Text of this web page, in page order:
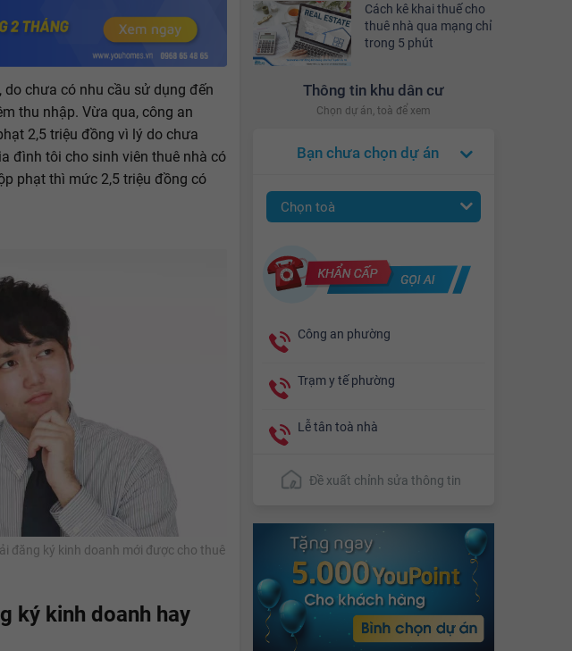
Cách kê khai thuế cho
thuê nhà qua mạng chỉ
trong 5 phút
Thông tin khu dân cư
Chọn dự án, toà để xem
Bạn chưa chọn dự án
Chọn toà
Công an phường
Trạm y tế phường
Lễ tân toà nhà
Đề xuất chỉnh sửa thông tin
chưa có nhu cầu sử dụng đến
thu nhập. Vừa qua, công an
2,5 triệu đồng vì lý do chưa
đình tôi cho sinh viên thuê nhà có
phạt thì mức 2,5 triệu đồng có
đăng ký kinh doanh mới được cho thuê
ký kinh doanh hay